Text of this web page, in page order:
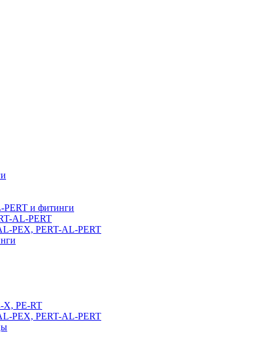
PERT и фитинги
AL-PERT
PEX, PERT-AL-PERT
X, PE-RT
PEX, PERT-AL-PERT